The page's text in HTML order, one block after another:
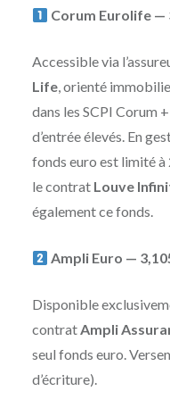
Corum Eurolife —
Accessible via
Life, orienté
dans les SCPI Corum
d’entrée élevés. En
fonds euro est limité à
le contrat Louve
également ce fonds.
Ampli Euro —
Disponible
contratAmpli
seul fonds euro.
d’écriture).